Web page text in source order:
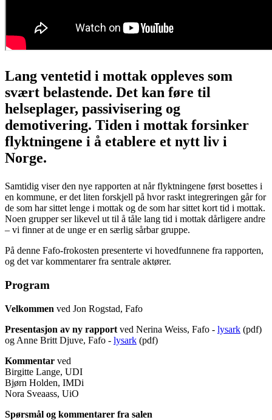
Lang ventetid i mottak oppleves som
svært belastende. Det kan føre til
helseplager, passivisering og
demotivering. Tiden i mottak forsinker
flyktningene i å etablere et nytt liv i
Norge.
Samtidig viser den nye rapporten at når flyktningene først bosettes i
en kommune, er det liten forskjell på hvor raskt integreringen går for
de som har sittet lenge i mottak og de som har sittet kort tid i mottak.
Noen grupper ser likevel ut til å tåle lang tid i mottak dårligere andre
– vi finner at de unge er en særlig sårbar gruppe.
På denne Fafo-frokosten presenterte vi hovedfunnene fra rapporten,
og det var kommentarer fra sentrale aktører.
Program
Velkommen ved Jon Rogstad, Fafo
Presentasjon av ny rapport ved Nerina Weiss, Fafo - lysark (pdf)
og Anne Britt Djuve, Fafo - lysark (pdf)
Kommentar ved
Birgitte Lange, UDI
Bjørn Holden, IMDi
Nora Sveaass, UiO
Spørsmål og kommentarer fra salen